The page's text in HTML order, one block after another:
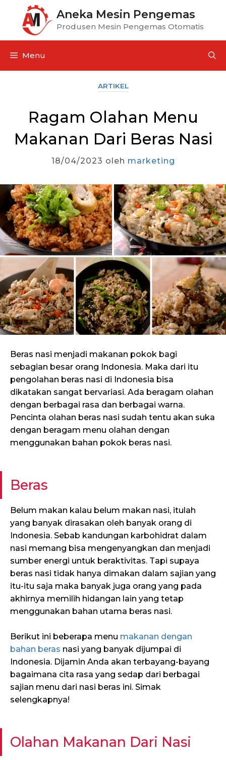
Aneka Mesin Pengemas
Produsen Mesin Pengemas Otomatis
Menu
ARTIKEL
Ragam Olahan Menu
Makanan Dari Beras Nasi
18/04/2023 oleh marketing
Beras nasi menjadi makanan pokok bagi
sebagian besar orang Indonesia. Maka dari itu
pengolahan beras nasi di Indonesia bisa
dikatakan sangat bervariasi. Ada beragam olahan
dengan berbagai rasa dan berbagai warna.
Pencinta olahan beras nasi sudah tentu akan suka
dengan beragam menu olahan dengan
menggunakan bahan pokok beras nasi.
Beras
Belum makan kalau belum makan nasi, itulah
yang banyak dirasakan oleh banyak orang di
Indonesia. Sebab kandungan karbohidrat dalam
nasi memang bisa mengenyangkan dan menjadi
sumber energi untuk beraktivitas. Tapi supaya
beras nasi tidak hanya dimakan dalam sajian yang
itu-itu saja maka banyak juga orang yang pada
akhirnya memilih hidangan lain yang tetap
menggunakan bahan utama beras nasi.
Berikut ini beberapa menu makanan dengan
bahan beras nasi yang banyak dijumpai di
Indonesia. Dijamin Anda akan terbayang-bayang
bagaimana cita rasa yang sedap dari berbagai
sajian menu dari nasi beras ini. Simak
selengkapnya!
Olahan Makanan Dari Nasi